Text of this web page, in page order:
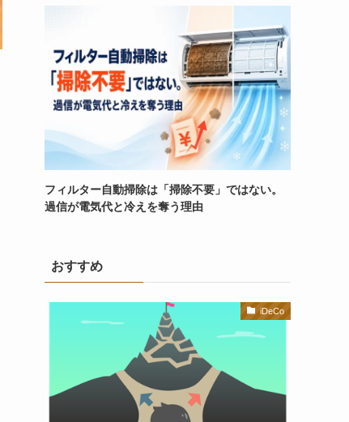
フィルター自動掃除は「掃除不要」ではない。
過信が電気代と冷えを奪う理由
おすすめ
iDeCo